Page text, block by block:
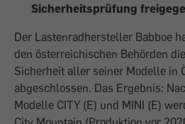
Sicherheitsprüfung
Der Lastenradhersteller Babboe
den österreichischen Behörden
Sicherheit aller seiner Modelle in
abgeschlossen. Das Ergebnis:
Modelle CITY (E) und MINI (E)